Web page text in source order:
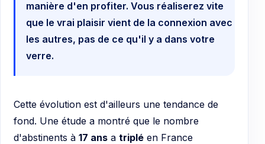
manière d'en profiter. Vous réaliserez vite
que le vrai plaisir vient de la connexion avec
les autres, pas de ce qu'il y a dans votre
verre.
Cette évolution est d'ailleurs une tendance de
fond. Une étude a montré que le nombre
d'abstinents à 17 ans a triplé en France